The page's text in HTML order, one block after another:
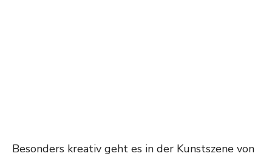
Besonders kreativ geht es in der Kunstszene von